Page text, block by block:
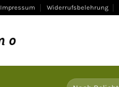
Impressum Widerrufsbelehrung